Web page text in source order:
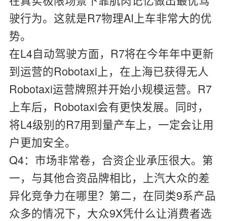
驶行为。这就是R7物理AI上车非常大的优
势。
在L4自动驾驶方面，R7将在今年年中更新
到运营的Robotaxi上，在上海已获得无人
Robotaxi运营牌照并开始小规模运营。R7
上车后，Robotaxi会有更快发展。同时，
将L4级别的R7用到量产车上，一定会让用
户更加安全。
Q4：市场非常卷，合资企业承压很大。第
一，与其他合资品牌相比，上汽大众的差
异化竞争力在哪里？第二，在同类9系产品
众多的情况下，大众9X凭什么让消费者选